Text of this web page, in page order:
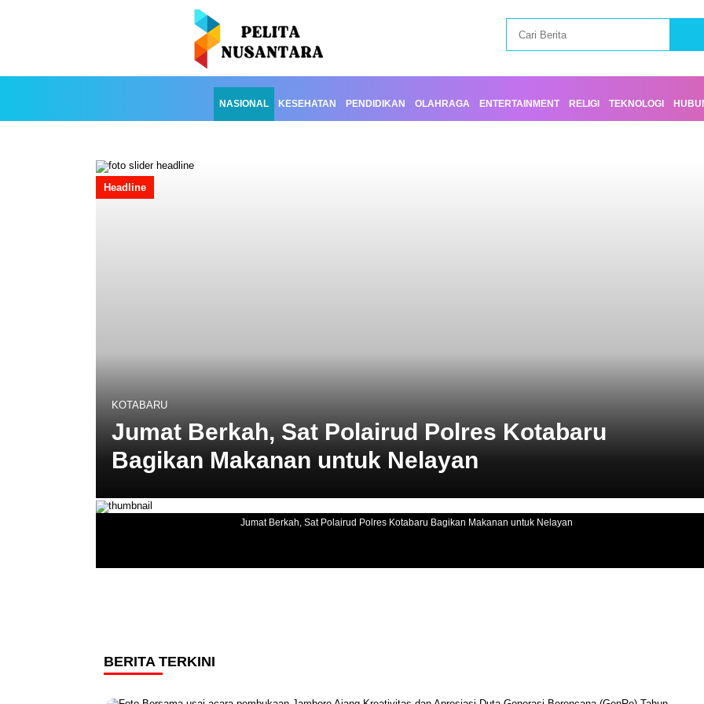
NASIONAL KESEHATAN PENDIDIKAN OLAHRAGA ENTERTAINMENT RELIGI TEKNOLOGI
Headline
KOTABARU
Jumat Berkah, Sat Polairud Polres Kotabaru
Bagikan Makanan untuk Nelayan
Jumat Berkah, Sat Polairud Polres Kotabaru Bagikan Makanan untuk Nelayan
BERITA TERKINI